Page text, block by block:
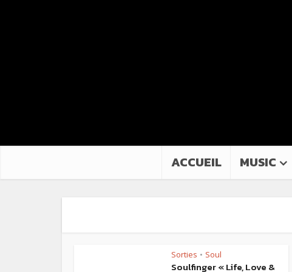
ACCUEIL MUSIC
Sorties • Soul
Soulfinger « Life, Love &